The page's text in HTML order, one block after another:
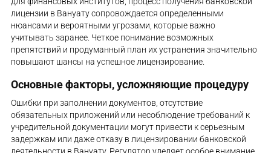
лицензии в Вануату сопровождается определенными
нюансами и вероятными угрозами, которые важно
учитывать заранее. Четкое понимание возможных
препятствий и продуманный план их устранения значительно
повышают шансы на успешное лицензирование.
Основные факторы, усложняющие процедуру
Ошибки при заполнении документов, отсутствие
обязательных приложений или несоблюдение требований к
учредительной документации могут привести к серьезным
задержкам или даже отказу в лицензировании банковской